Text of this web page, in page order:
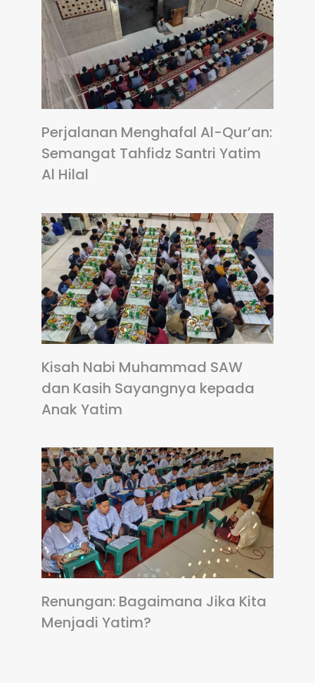
Perjalanan Menghafal Al-Qur’an:
Semangat Tahfidz Santri Yatim
Al Hilal
Kisah Nabi Muhammad SAW
dan Kasih Sayangnya kepada
Anak Yatim
Renungan: Bagaimana Jika Kita
Menjadi Yatim?